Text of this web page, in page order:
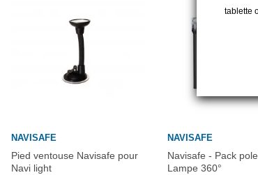
NAVISAFE
Pied ventouse Navisafe pour
Navi light
NAVISAFE
Navisafe - Pack
Lampe 360°
tablette